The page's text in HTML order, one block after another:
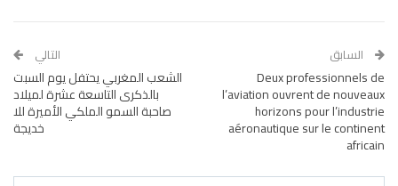
السابق
Deux professionnels de
l’aviation ouvrent de nouveaux
horizons pour l’industrie
aéronautique sur le continent
africain
التالي
الشعب المغربي يحتفل يوم السبت
بالذكرى التاسعة عشرة لميلاد
صاحبة السمو الملكي الأميرة للا
خديجة